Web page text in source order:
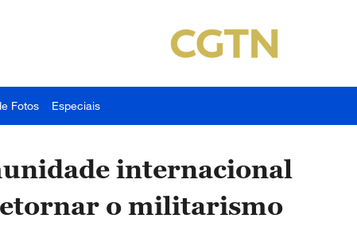
Fotos Especiais
internacional
o militarismo